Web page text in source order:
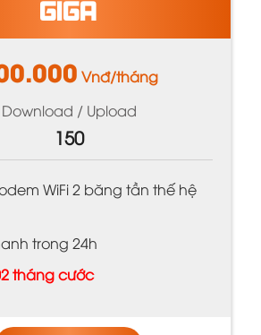
GIGA
Vnđ/tháng
Download / Upload
150
WiFi 2 băng tần thế hệ
trong 24h
tháng cước